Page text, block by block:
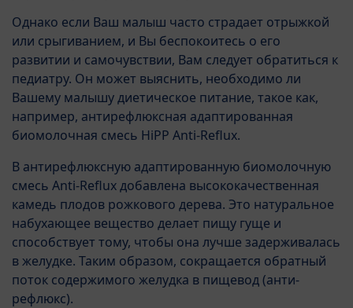
Однако если Ваш малыш часто страдает отрыжкой
или срыгиванием, и Вы беспокоитесь о его
развитии и самочувствии, Вам следует обратиться к
педиатру. Он может выяснить, необходимо ли
Вашему малышу диетическое питание, такое как,
например, антирефлюксная адаптированная
биомолочная смесь HiPP Anti-Reflux.
В антирефлюксную адаптированную биомолочную
смесь Anti-Reflux добавлена высококачественная
камедь плодов рожкового дерева. Это натуральное
набухающее вещество делает пищу гуще и
способствует тому, чтобы она лучше задерживалась
в желудке. Таким образом, сокращается обратный
поток содержимого желудка в пищевод (анти-
рефлюкс).